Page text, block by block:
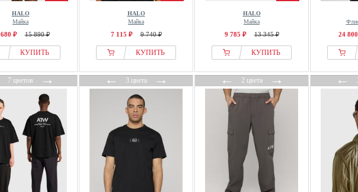
HALO
Майка
₽ 15 890 ₽
КУПИТЬ
HALO
Майка
7 115 ₽ 9 740 ₽
КУПИТЬ
HALO
Майка
9 785 ₽ 13 345 ₽
КУПИТЬ
24
7 цветов→ ←3 цвета→ ←2 цвета→ ←